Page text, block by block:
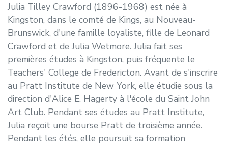
Julia Tilley Crawford (1896-1968) est née à
Kingston, dans le comté de Kings, au Nouveau-
Brunswick, d'une famille loyaliste, fille de Leonard
Crawford et de Julia Wetmore. Julia fait ses
premières études à Kingston, puis fréquente le
Teachers' College de Fredericton. Avant de s'inscrire
au Pratt Institute de New York, elle étudie sous la
direction d'Alice E. Hagerty à l'école du Saint John
Art Club. Pendant ses études au Pratt Institute,
Julia reçoit une bourse Pratt de troisième année.
Pendant les étés, elle poursuit sa formation